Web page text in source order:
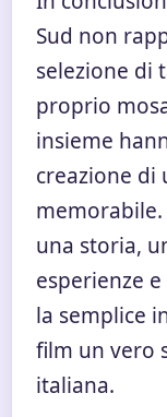
Sud non
selezione di
proprio
insieme
creazione di
una storia,
esperienze
la semplice
film un vero
italiana.